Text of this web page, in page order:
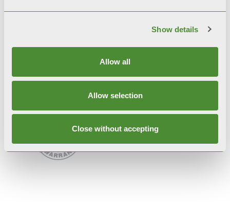
Show details
Allow all
Allow selection
Close without accepting
installazione da difetti di
fabbricazione, a condizione che
corretta manutenzione.